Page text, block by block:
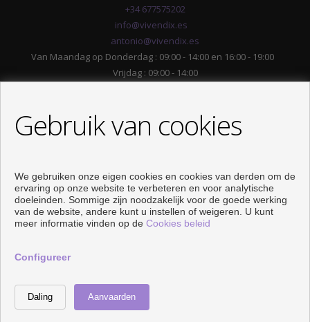
+34 677575202
info@vivendix.es
antonio@vivendix.es
Van Maandag op Donderdag : 09:00 - 14:00 en 16:00 - 19:00
Vrijdag : 09:00 - 14:00
VOLG ONS
Ontwikkeld door
Gebruik van cookies
We gebruiken onze eigen cookies en cookies van derden om de
ervaring op onze website te verbeteren en voor analytische
doeleinden. Sommige zijn noodzakelijk voor de goede werking
van de website, andere kunt u instellen of weigeren. U kunt
meer informatie vinden op de Cookies beleid
Configureer